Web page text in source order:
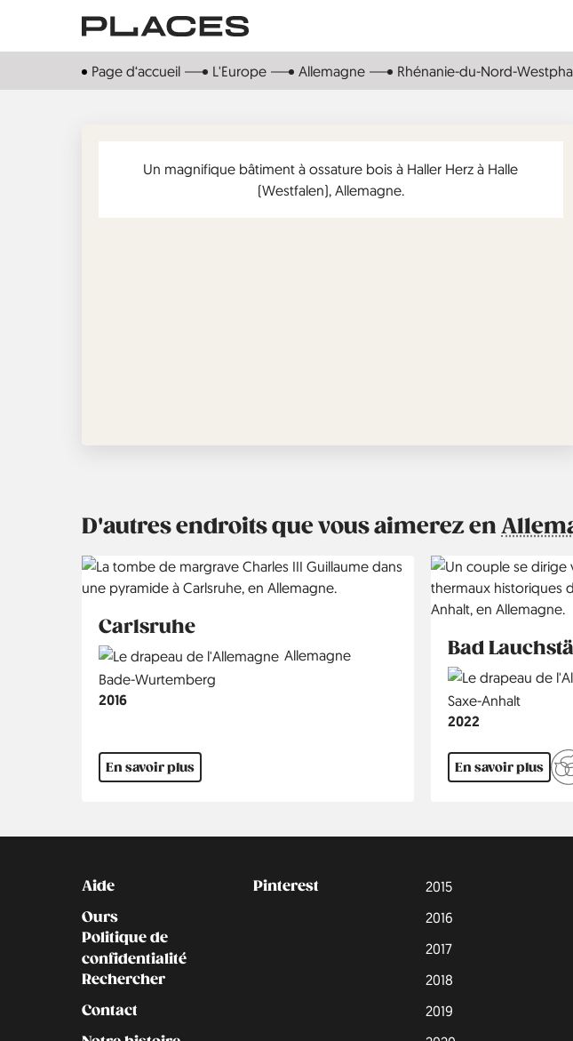
contenu
Page d‘accueil L'Europe Allemagne Rhénanie-du-Nord-
D'autres endroits que vous aimerez en
Carlsruhe
Country
Allemagne
Région
Bade-Wurtemberg
Année
2016
En savoir plus
Bad
Country
Région
Saxe-Anhalt
Année
2022
En savoir plus
Kontakt
Aide
Ours
Politique de
confidentialité
Rechercher
Contact
Social
Pinterest
2015
2016
2017
2018
2019